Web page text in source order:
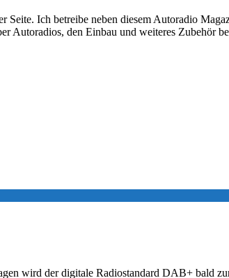
Ich betreibe neben diesem Autoradio
Autoradios, den Einbau und weiteres Zubehör
wird der digitale Radiostandard DAB+ bald